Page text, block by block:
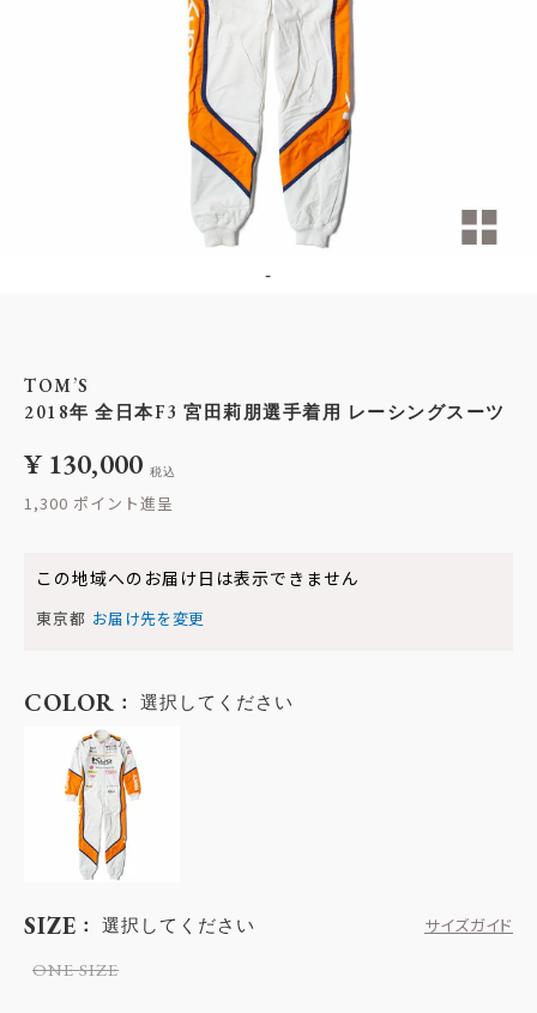
-
TOM’S
2018年 全日本F3 宮田莉朋選手着用 レーシングスーツ
¥ 130,000 税込
1,300
この地域へのお届け日は表示できません
東京都 お届け先を変更
SIZE 選択してください
サイズガイド
ONE SIZE
COLOR 選択してください